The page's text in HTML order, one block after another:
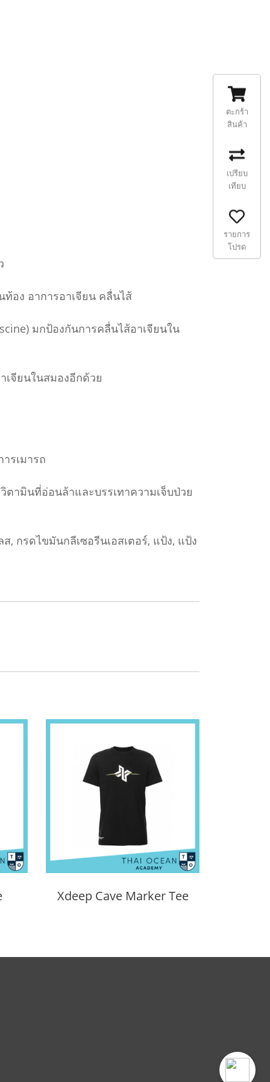
อง อาการอาเจียน คลื่นไส้
มกป้องกันการคลื่นไส้อาเจียนใน
จียนในสมองอีกด้วย
รเมารถ
มินที่อ่อนล้าและบรรเทาความเจ็บป่วย
, กรดไขมันกลีเซอรีนเอสเตอร์, แป้ง, แป้ง
Xdeep Cave Marker Tee
ตะกร้า
สินค้า
เปรียบ
เทียบ
รายการ
โปรด